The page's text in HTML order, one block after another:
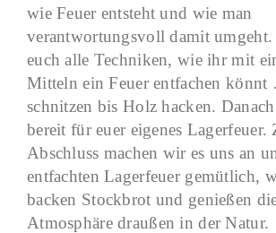
wie Feuer entsteht und wie man
verantwortungsvoll damit umgeht.
euch alle Techniken, wie ihr mit
Mitteln ein Feuer entfachen
schnitzen bis Holz hacken.
bereit für euer eigenes Lagerfeuer.
Abschluss machen wir es uns an
entfachten Lagerfeuer gemütlich,
backen Stockbrot und genießen
Atmosphäre draußen in der Natur.